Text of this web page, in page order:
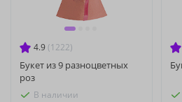
4.9 (1222)
Букет из 9 разноцветных
роз
В наличии